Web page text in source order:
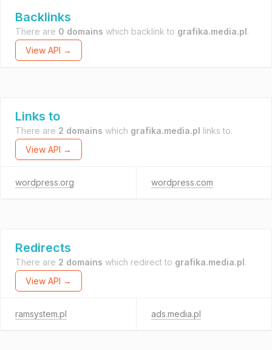
Backlinks
There are 0 domains which backlink to grafika.media.pl.
View API →
Links to
There are 2 domains which grafika.media.pl links to.
View API →
wordpress.org wordpress.com
Redirects
There are 2 domains which redirect to grafika.media.pl.
View API →
ramsystem.pl ads.media.pl